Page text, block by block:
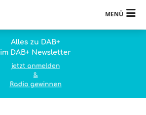
MENÜ
Alles zu DAB+
im DAB+ Newsletter
jetzt anmelden
&
Radio gewinnen